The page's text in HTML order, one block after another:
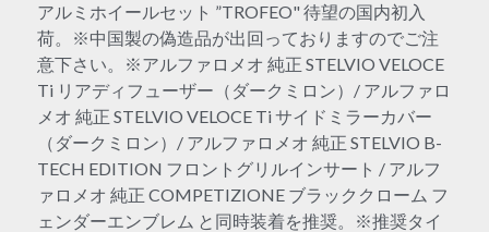
アルミホイールセット ”TROFEO" 待望の国内初入
荷。※中国製の偽造品が出回っておりますのでご注
意下さい。※アルファロメオ 純正 STELVIO VELOCE
Ti リアディフューザー（ダークミロン）/ アルファロ
メオ 純正 STELVIO VELOCE Ti サイドミラーカバー
（ダークミロン）/ アルファロメオ 純正 STELVIO B-
TECH EDITION フロントグリルインサート / アルフ
ァロメオ 純正 COMPETIZIONE ブラッククローム フ
ェンダーエンブレム と同時装着を推奨。※推奨タイ